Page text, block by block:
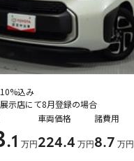
.1 万円
車両価格
224.4 万円
諸費用
8.7 万円
込み
示店にて8月登録の場合